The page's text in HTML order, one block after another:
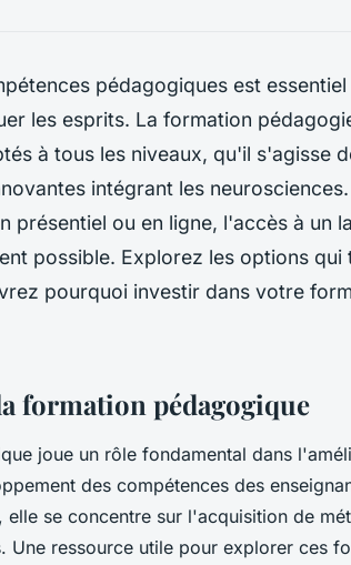
pédagogiques est
les esprits. La formation
à tous les niveaux, qu'il s'agisse
intégrant les
présentiel ou en ligne, l'accès à un
possible. Explorez les options
pourquoi investir dans votre
formation pédagogique
joue un rôle fondamental dans
des compétences des
elle se concentre sur l'acquisition de
Une ressource utile pour explorer ces